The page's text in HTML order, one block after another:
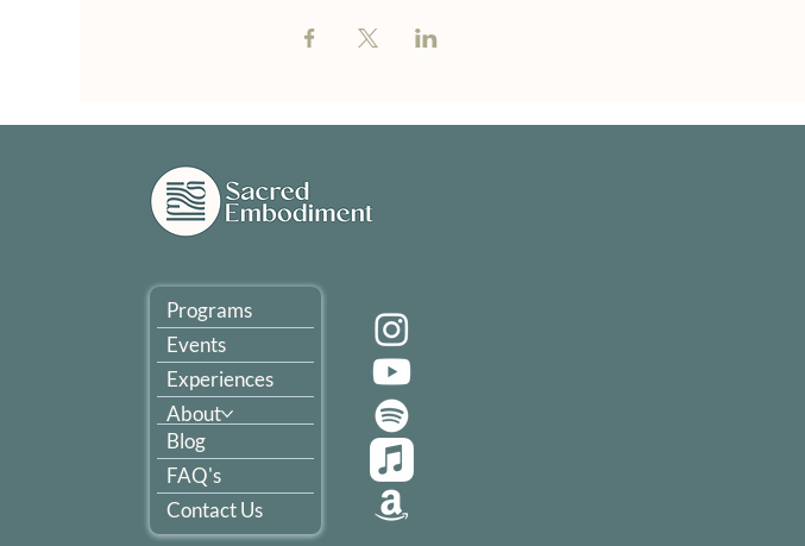
Programs
Events
Experiences
About
Blog
FAQ's
Contact Us